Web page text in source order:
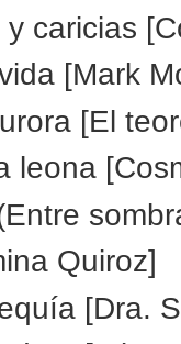
caricias
[Mark
[El
leona
Quiroz]
[Dra.